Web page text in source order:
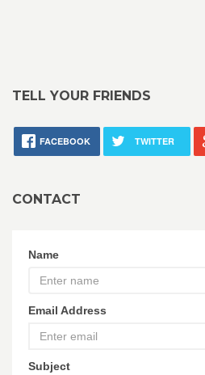
TELL YOUR FRIENDS
FACEBOOK TWITTER
CONTACT
Name
Email Address
Subject